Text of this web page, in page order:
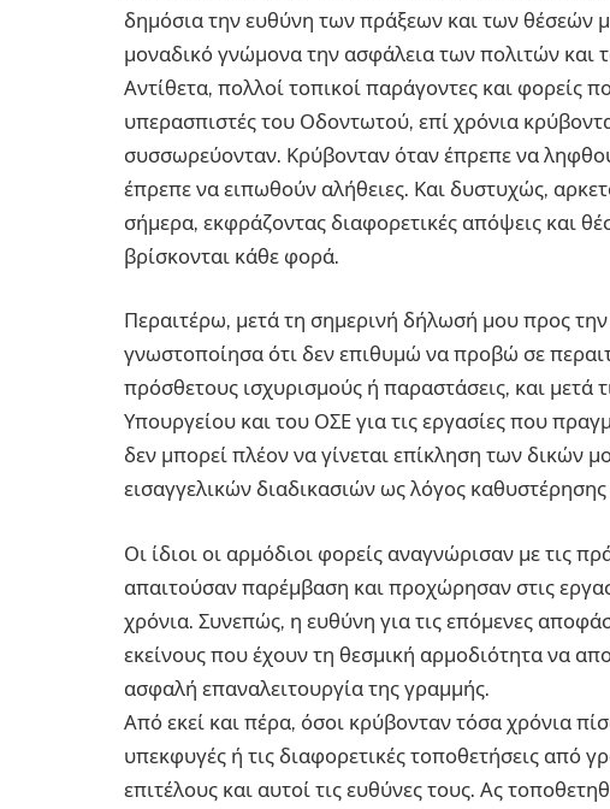
δημόσια την ευθύνη των πράξεων και των θέσεών
μοναδικό γνώμονα την ασφάλεια των πολιτών και
Αντίθετα, πολλοί τοπικοί παράγοντες και φορείς
υπερασπιστές του Οδοντωτού, επί χρόνια
συσσωρεύονταν. Κρύβονταν όταν έπρεπε να
έπρεπε να ειπωθούν αλήθειες. Και δυστυχώς,
σήμερα, εκφράζοντας διαφορετικές απόψεις και
βρίσκονται κάθε φορά.
Περαιτέρω, μετά τη σημερινή δήλωσή μου προς
γνωστοποίησα ότι δεν επιθυμώ να προβώ σε
πρόσθετους ισχυρισμούς ή παραστάσεις, και μετά
Υπουργείου και του ΟΣΕ για τις εργασίες που
δεν μπορεί πλέον να γίνεται επίκληση των δικών
εισαγγελικών διαδικασιών ως λόγος
Οι ίδιοι οι αρμόδιοι φορείς αναγνώρισαν με τις
απαιτούσαν παρέμβαση και προχώρησαν στις
χρόνια. Συνεπώς, η ευθύνη για τις επόμενες
εκείνους που έχουν τη θεσμική αρμοδιότητα να
ασφαλή επαναλειτουργία της γραμμής.
Από εκεί και πέρα, όσοι κρύβονταν τόσα χρόνια
υπεκφυγές ή τις διαφορετικές τοποθετήσεις από
επιτέλους και αυτοί τις ευθύνες τους. Ας